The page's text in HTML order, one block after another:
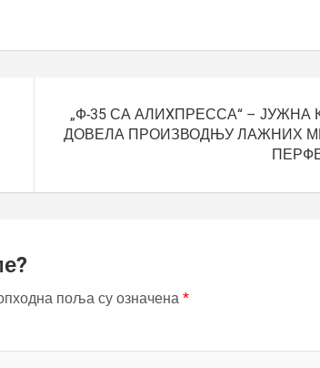
„Ф-35 СА АЛИXПРЕССА“ – ЈУЖНА
ДОВЕЛА ПРОИЗВОДЊУ ЛАЖНИХ
поља су означена *